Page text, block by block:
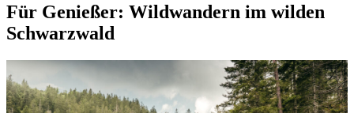
Für Genießer: Wildwandern im wilden
Schwarzwald